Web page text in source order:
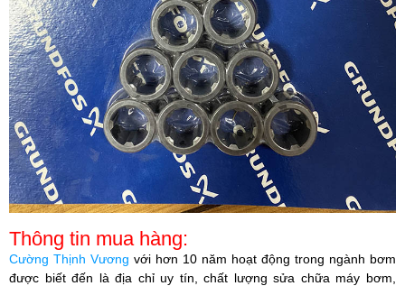
Thông tin mua hàng:
Cường Thịnh Vương với hơn 10 năm hoạt động trong ngành bơm
được biết đến là địa chỉ uy tín, chất lượng sửa chữa máy bơm,